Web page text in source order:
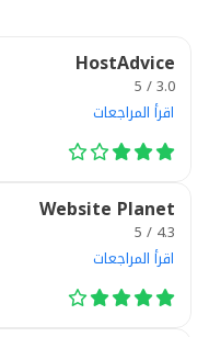
HostAdvice
3.0 / 5
اقرأ المراجعات
Website Planet
4.3 / 5
اقرأ المراجعات